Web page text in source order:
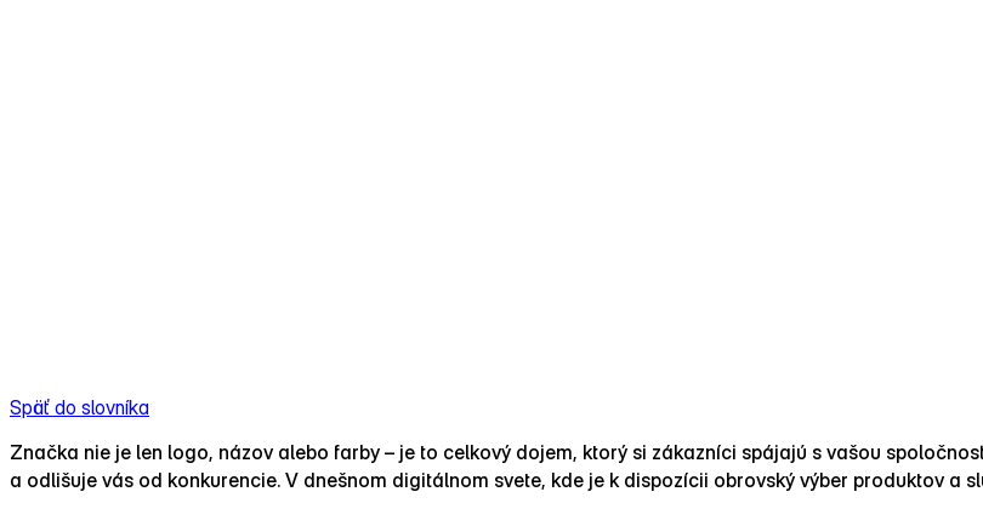
Späť do slovníka
Značka nie je len logo, názov alebo farby – je to celkový dojem, ktorý si zákazníci spájajú s vašou
a odlišuje vás od konkurencie. V dnešnom digitálnom svete, kde je k dispozícii obrovský výber produktov a